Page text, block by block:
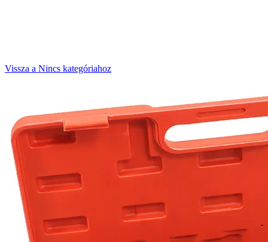
Vissza a Nincs kategóriahoz